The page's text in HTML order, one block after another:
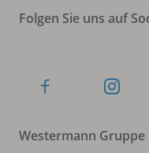
Folgen Sie uns auf
Westermann Gruppe